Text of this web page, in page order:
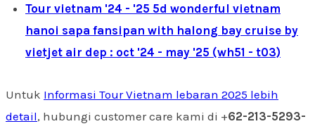
Tour vietnam '24 - '25 5d wonderful vietnam
hanoi sapa fansipan with halong bay cruise by
vietjet air dep : oct '24 - may '25 (wh51 - t03)
Untuk Informasi Tour Vietnam lebaran 2025 lebih
detail, hubungi customer care kami di +62-213-5293-